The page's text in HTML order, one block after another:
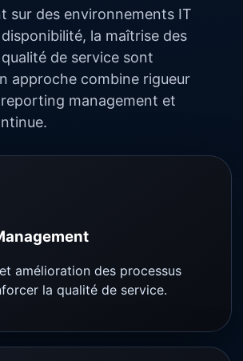
sur des environnements IT
la maîtrise des
de service sont
approche combine rigueur
management et
amélioration des processus
la qualité de service.